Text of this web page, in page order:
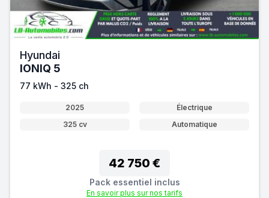
Hyundai
IONIQ 5
77 kWh - 325 ch
2025
Électrique
325 cv
Automatique
42 750 €
Pack essentiel inclus
En savoir plus sur nos tarifs